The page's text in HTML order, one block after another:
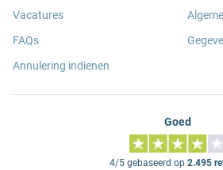
Vacatures
FAQs
Annulering indienen
Goed
4/5 gebaseerd op 2.495